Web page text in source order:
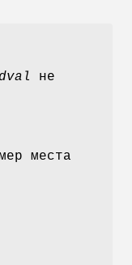
не
места